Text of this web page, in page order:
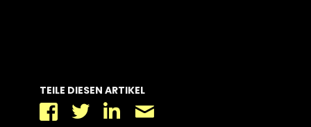
TEILE DIESEN ARTIKEL
Facebook
Twitter
Linkedin